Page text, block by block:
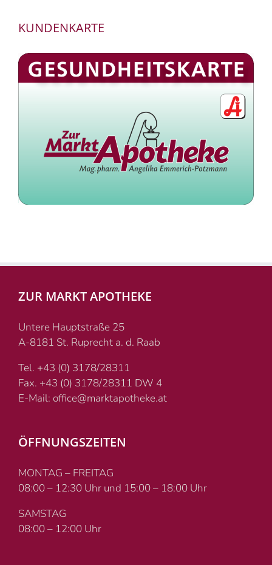
KUNDENKARTE
ZUR MARKT APOTHEKE
Untere Hauptstraße 25
A-8181 St. Ruprecht a. d. Raab
Tel. +43 (0) 3178/28311
Fax. +43 (0) 3178/28311 DW 4
E-Mail: office@marktapotheke.at
ÖFFNUNGSZEITEN
MONTAG – FREITAG
08:00 – 12:30 Uhr und 15:00 – 18:00 Uhr
SAMSTAG
08:00 – 12:00 Uhr